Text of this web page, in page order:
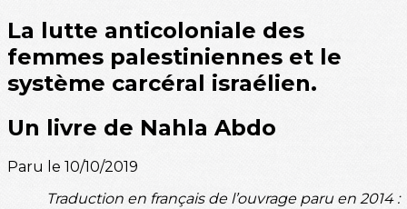
La lutte anticoloniale des
femmes palestiniennes et le
système carcéral israélien.
Un livre de Nahla Abdo
Paru le 10/10/2019
Traduction en français de l’ouvrage paru en 2014 :